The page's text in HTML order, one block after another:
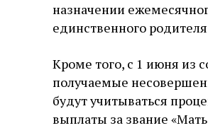
назначении
единственного
Кроме того, с 1 июня из
получаемые
будут учитываться
выплаты за звание